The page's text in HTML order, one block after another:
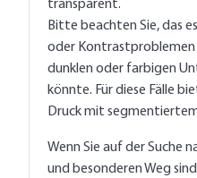
transparent.
Bitte beachten Sie, das
oder
dunklen oder farbigen
könnte. Für diese Fälle
Druck mit
Wenn Sie auf der Suche
und besonderen Weg